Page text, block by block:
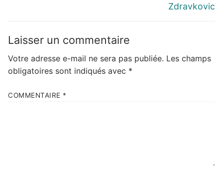
Zdravkovic
Laisser un commentaire
Votre adresse e-mail ne sera pas publiée. Les champs
obligatoires sont indiqués avec *
COMMENTAIRE *